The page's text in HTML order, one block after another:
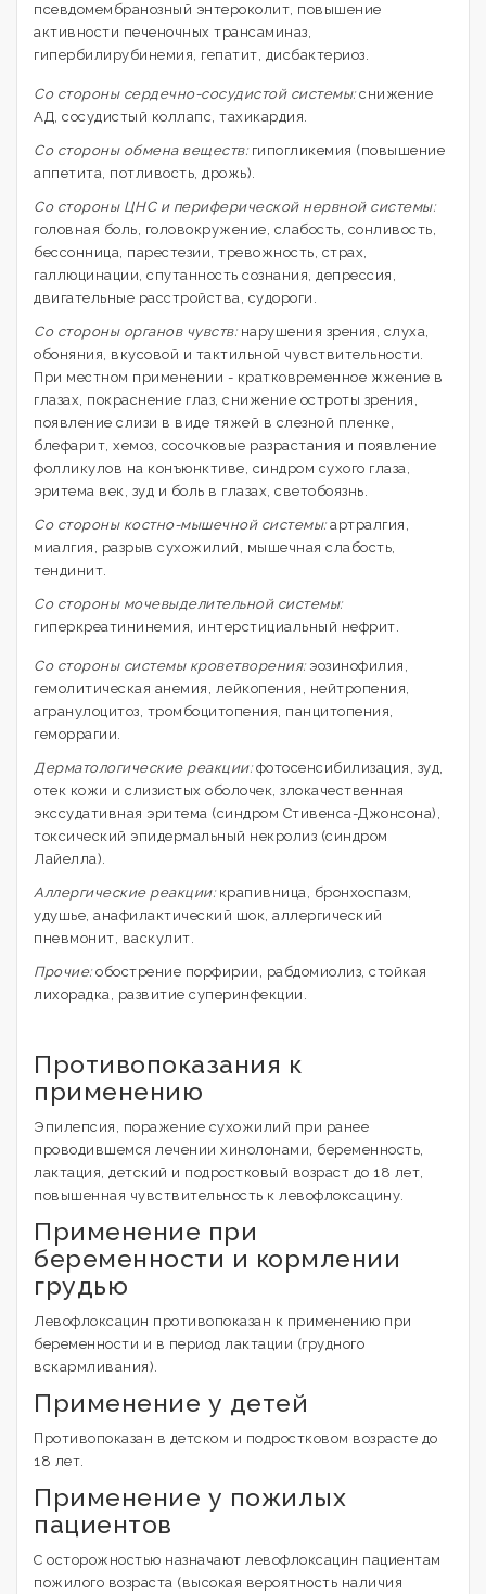
псевдомембранозный энтероколит, повышение
активности печеночных трансаминаз,
гипербилирубинемия, гепатит, дисбактериоз.
Со стороны сердечно-сосудистой системы:снижение
АД, сосудистый коллапс, тахикардия.
Со стороны обмена веществ:гипогликемия (повышение
аппетита, потливость, дрожь).
Со стороны ЦНС и периферической нервной системы:
головная боль, головокружение, слабость, сонливость,
бессонница, парестезии, тревожность, страх,
галлюцинации, спутанность сознания, депрессия,
двигательные расстройства, судороги.
Со стороны органов чувств:нарушения зрения, слуха,
обоняния, вкусовой и тактильной чувствительности.
При местном применении - кратковременное жжение в
глазах, покраснение глаз, снижение остроты зрения,
появление слизи в виде тяжей в слезной пленке,
блефарит, хемоз, сосочковые разрастания и появление
фолликулов на конъюнктиве, синдром сухого глаза,
эритема век, зуд и боль в глазах, светобоязнь.
Со стороны костно-мышечной системы:артралгия,
миалгия, разрыв сухожилий, мышечная слабость,
тендинит.
Со стороны мочевыделительной системы:
гиперкреатининемия, интерстициальный нефрит.
Со стороны системы кроветворения:эозинофилия,
гемолитическая анемия, лейкопения, нейтропения,
агранулоцитоз, тромбоцитопения, панцитопения,
геморрагии.
Дерматологические реакции:фотосенсибилизация, зуд,
отек кожи и слизистых оболочек, злокачественная
экссудативная эритема (синдром Стивенса-Джонсона),
токсический эпидермальный некролиз (синдром
Лайелла).
Аллергические реакции:крапивница, бронхоспазм,
удушье, анафилактический шок, аллергический
пневмонит, васкулит.
Прочие:обострение порфирии, рабдомиолиз, стойкая
лихорадка, развитие суперинфекции.
Противопоказания к
применению
Эпилепсия, поражение сухожилий при ранее
проводившемся лечении хинолонами, беременность,
лактация, детский и подростковый возраст до 18 лет,
повышенная чувствительность к левофлоксацину.
Применение при
беременности и кормлении
грудью
Левофлоксацин противопоказан к применению при
беременности и в период лактации (грудного
вскармливания).
Применение у детей
Противопоказан в детском и подростковом возрасте до
18 лет.
Применение у пожилых
пациентов
С осторожностью назначают левофлоксацин пациентам
пожилого возраста (высокая вероятность наличия